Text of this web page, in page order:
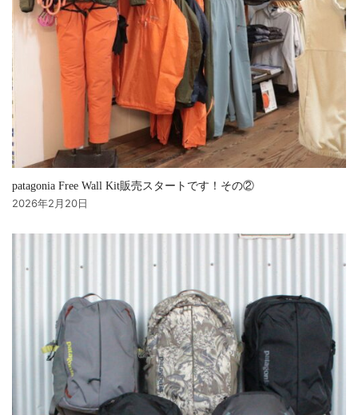
patagonia Free Wall Kit販売スタートです！その②
2026年2月20日